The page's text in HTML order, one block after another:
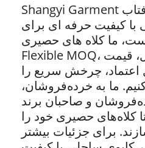
Shangyi Garment یک تولید کننده کلاه آفتاب
با کیفیت حرفه ای برای
ما کلاه های حصیری
Flexible MOQ، سفارشی سازی کامل، قیمت
اعتماد، چرخش سریع را
ما به خرده‌فروشان،
و صاحبان برند
کلاه‌های حصیری خود را
برای جزئیات بیشتر